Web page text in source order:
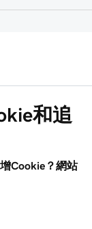
1m 4s
1m 6s
和追
Cookie？網站